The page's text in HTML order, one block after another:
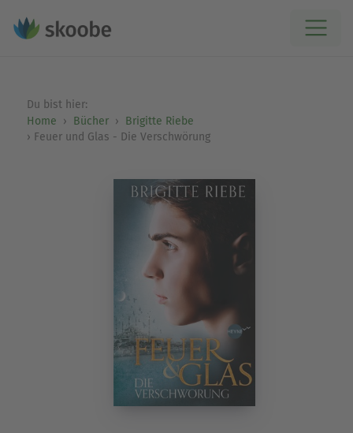
Du bist hier:
Home
Bücher
Brigitte Riebe
Feuer und Glas - Die Verschwörung